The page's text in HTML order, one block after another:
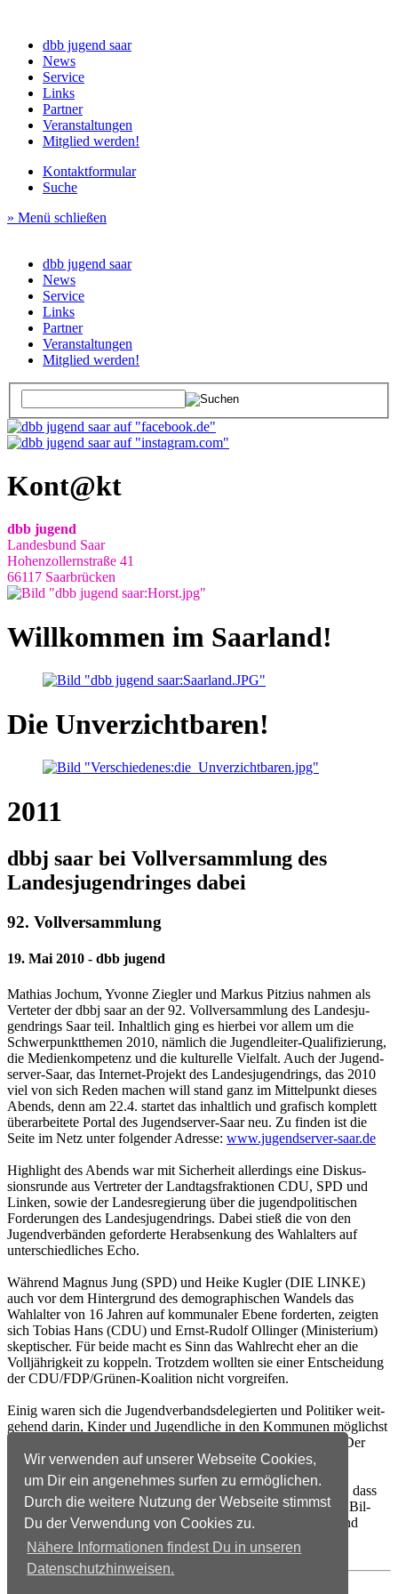
Wir verwenden auf unserer Webseite Cookies,
um Dir ein angenehmes surfen zu ermöglichen.
Durch die weitere Nutzung der Webseite stimmst
Du der Verwendung von Cookies zu.
Nähere Informationen findest Du in unseren
Datenschutzhinweisen.
dbb jugend saar
News
Service
Links
Partner
Veranstaltungen
Mitglied werden!
Kontaktformular
Suche
» Menü schließen
dbb jugend saar
News
Service
Links
Partner
Veranstaltungen
Mitglied werden!
Kont@kt
dbb jugend
Landesbund Saar
Hohenzollernstraße 41
66117 Saarbrücken
Willkommen im Saarland!
Die Unverzichtbaren!
2011
dbbj saar bei Vollversammlung des
Landesjugendringes dabei
92. Vollversammlung
19. Mai 2010 - dbb jugend
Mathias Jochum, Yvonne Ziegler und Markus Pitzius nahmen als
Verteter der dbbj saar an der 92. Vollversammlung des Landesju­
gend­rings Saar teil. Inhaltlich ging es hierbei vor allem um die
Schwerpunktthemen 2010, nämlich die Jugendleiter-Qualifizierung,
die Medienkompetenz und die kulturelle Vielfalt. Auch der Ju­gend­
server-Saar, das Internet-Projekt des Landesjugendrings, das 2010
viel von sich Reden machen will stand ganz im Mittelpunkt dieses
Abends, denn am 22.4. startet das inhaltlich und grafisch komplett
überarbeitete Portal des Jugendserver-Saar neu. Zu finden ist die
Seite im Netz unter folgender Adresse: www.jugendserver-saar.de
Highlight des Abends war mit Sicherheit allerdings eine Diskus­
sions­runde aus Vertreter der Landtagsfraktionen CDU, SPD und
Linken, sowie der Landesregierung über die jugendpolitischen
Forderungen des Landesju­gend­rings. Dabei stieß die von den
Jugendverbänden geforderte Herabsenkung des Wahlalters auf
unterschiedliches Echo.
Während Magnus Jung (SPD) und Heike Kugler (DIE LINKE)
auch vor dem Hintergrund des demographischen Wandels das
Wahlalter von 16 Jahren auf kommunaler Ebene forderten, zeigten
sich Tobias Hans (CDU) und Ernst-Rudolf Ollinger (Ministerium)
skeptischer. Für beide macht es Sinn das Wahl­recht eher an die
Volljährigkeit zu koppeln. Trotzdem wollten sie einer Entscheidung
der CDU/FDP/Grünen-Koalition nicht vorgreifen.
Einig waren sich die Jugendverbandsdelegierten und Politiker weit­
ge­hend darin, Kinder und Jugendliche in den Kommunen mög­lichst
alters­gerecht und projektorientiert beteiligt werden müs­sten. Der
Landesjugendring fordert, dies gesetzlich zu verankern.
Alle politischen Vertreter stimmten ebenfalls darüber überein, dass
die außerschulische Jugendarbeit einen wichtigen Beitrag im Bil­
dungs­bereich leiste und dementsprechend wie die Schulen und
Hoch­schulen finanziell zu stärken sei.